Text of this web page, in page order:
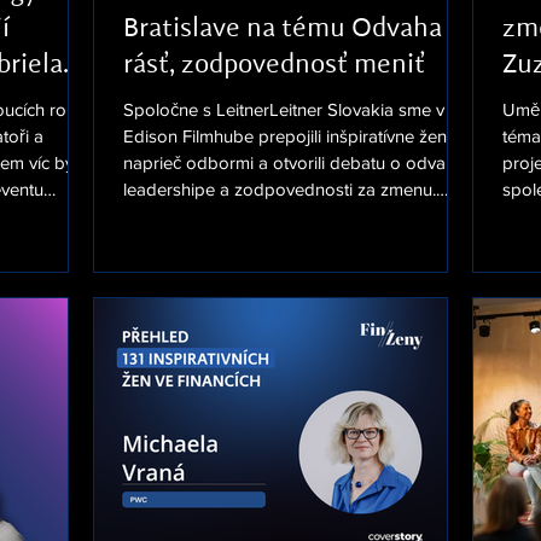
rolí ve
a
víc bylo
nejen z
Bratislave na tému Odvaha
rásť, zodpovednosť meniť
Spoločne s LeitnerLeitner Slovakia sme v
Edison Filmhube prepojili inšpiratívne ženy
naprieč odbormi a otvorili debatu o odvahe,
leadershipe a zodpovednosti za zmenu.
jedinečnú atmosféru. Veľké ďakujem patrí
takisto panelistkám Anne Fábryovej, Silvii
Hroncovej a a Miroslave Plassmann za
inšpiratívne pohľady na leadership z
perspektívy biznisu, kultúry a neziskového
sektora. Súčasťou večera bola aj
kde